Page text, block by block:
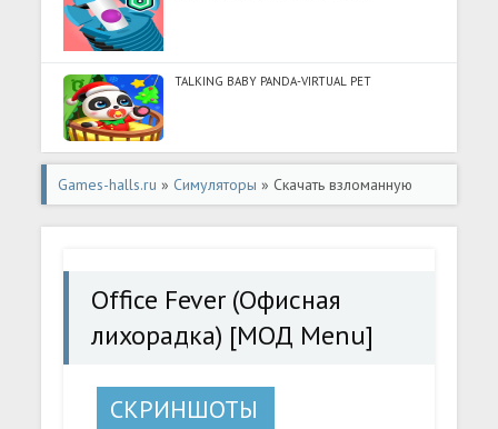
TALKING BABY PANDA-VIRTUAL PET
Games-halls.ru » Симуляторы » Скачать взломанную
Office Fever (Офисная лихорадка) [МОД Menu] -
Office Fever (Офисная
лихорадка) [МОД Menu]
СКРИНШОТЫ